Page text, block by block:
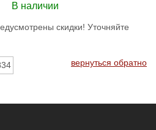
В наличии
скидки! Уточняйте
вернуться обратно